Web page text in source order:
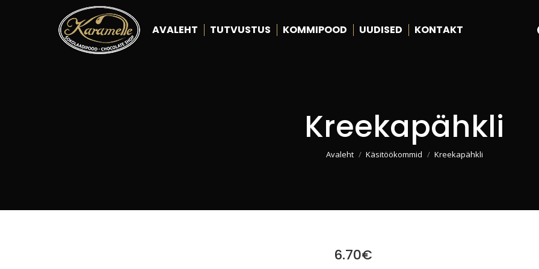
AVALEHT TUTVUSTUS KOMMIPOOD UUDISED KONTAKT
Kreekapähkli
You are here:
Avaleht Käsitöökommid Kreekapähkli
6.70€